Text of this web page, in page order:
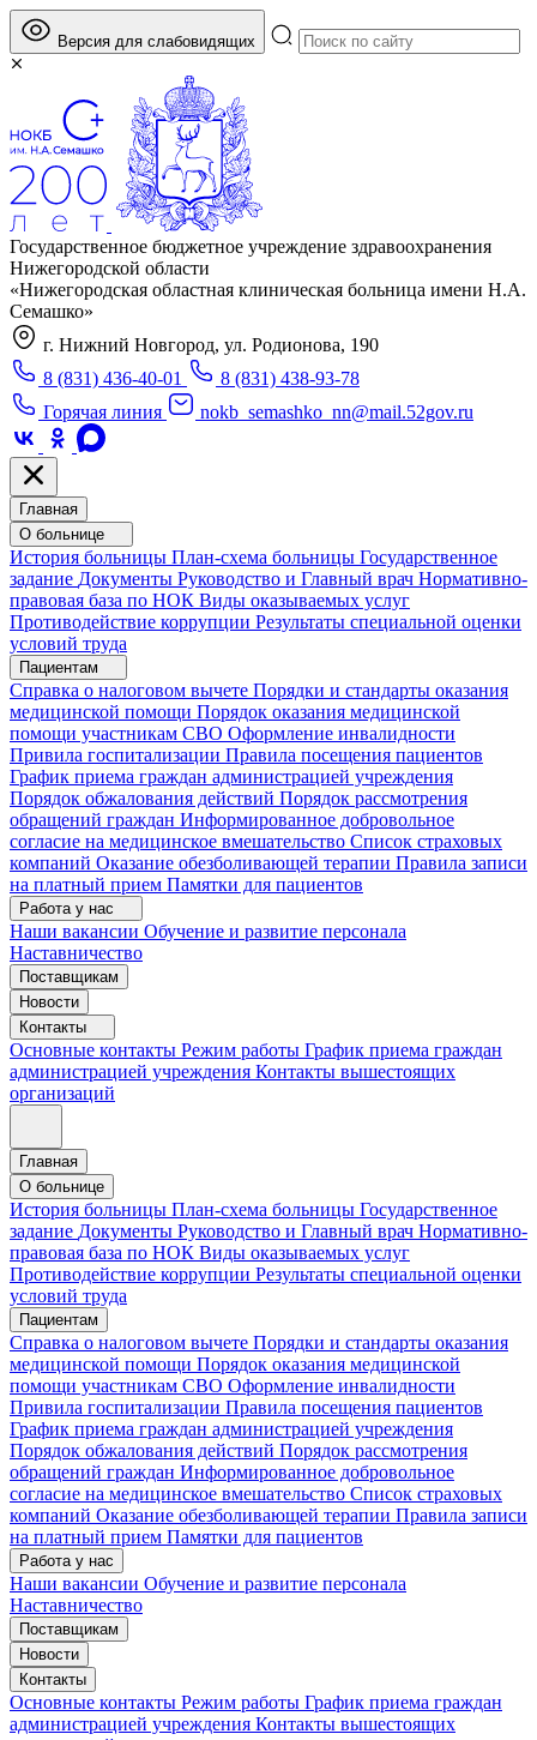
Версия для слабовидящих
Государственное бюджетное учреждение здравоохранения
Нижегородской области
«Нижегородская областная клиническая больница имени Н.А.
Семашко»
г. Нижний Новгород, ул. Родионова, 190
8 (831) 436-40-01
8 (831) 438-93-78
Горячая линия
nokb_semashko_nn@mail.52gov.ru
Главная
О больнице
История больницы План-схема больницы Государственное
задание Документы Руководство и Главный врач Нормативно-
правовая база по НОК Виды оказываемых услуг
Противодействие коррупции Результаты специальной оценки
условий труда
Пациентам
Справка о налоговом вычете Порядки и стандарты оказания
медицинской помощи Порядок оказания медицинской
помощи участникам СВО Оформление инвалидности
Привила госпитализации Правила посещения пациентов
График приема граждан администрацией учреждения
Порядок обжалования действий Порядок рассмотрения
обращений граждан Информированное добровольное
согласие на медицинское вмешательство Список страховых
компаний Оказание обезболивающей терапии Правила записи
на платный прием Памятки для пациентов
Работа у нас
Наши вакансии Обучение и развитие персонала
Наставничество
Поставщикам
Новости
Контакты
Основные контакты Режим работы График приема граждан
администрацией учреждения Контакты вышестоящих
организаций
Главная
О больнице
История больницы План-схема больницы Государственное
задание Документы Руководство и Главный врач Нормативно-
правовая база по НОК Виды оказываемых услуг
Противодействие коррупции Результаты специальной оценки
условий труда
Пациентам
Справка о налоговом вычете Порядки и стандарты оказания
медицинской помощи Порядок оказания медицинской
помощи участникам СВО Оформление инвалидности
Привила госпитализации Правила посещения пациентов
График приема граждан администрацией учреждения
Порядок обжалования действий Порядок рассмотрения
обращений граждан Информированное добровольное
согласие на медицинское вмешательство Список страховых
компаний Оказание обезболивающей терапии Правила записи
на платный прием Памятки для пациентов
Работа у нас
Наши вакансии Обучение и развитие персонала
Наставничество
Поставщикам
Новости
Контакты
Основные контакты Режим работы График приема граждан
администрацией учреждения Контакты вышестоящих